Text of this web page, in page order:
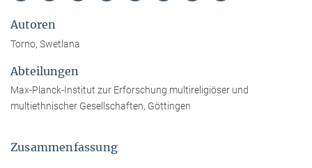
Autoren
Torno, Swetlana
Abteilungen
Max-Planck-Institut zur Erforschung multireligiöser und
multiethnischer Gesellschaften, Göttingen
Zusammenfassung